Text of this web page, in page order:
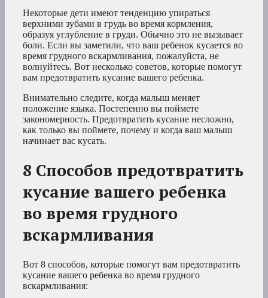
Некоторые дети имеют тенденцию упираться
верхними зубами в грудь во время кормления,
образуя углубление в груди. Обычно это не вызывает
боли. Если вы заметили, что ваш ребенок кусается во
время грудного вскармливания, пожалуйста, не
волнуйтесь. Вот несколько советов, которые помогут
вам предотвратить кусание вашего ребенка.
Внимательно следите, когда малыш меняет
положение языка. Постепенно вы поймете
закономерность. Предотвратить кусание несложно,
как только вы поймете, почему и когда ваш малыш
начинает вас кусать.
8 Способов предотвратить
кусание вашего ребенка
во время грудного
вскармливания
Вот 8 способов, которые помогут вам предотвратить
кусание вашего ребенка во время грудного
вскармливания: